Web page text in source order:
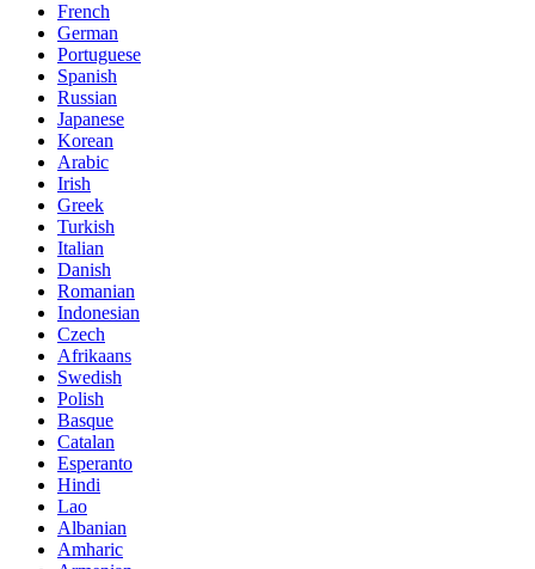
French
German
Portuguese
Spanish
Russian
Japanese
Korean
Arabic
Irish
Greek
Turkish
Italian
Danish
Romanian
Indonesian
Czech
Afrikaans
Swedish
Polish
Basque
Catalan
Esperanto
Hindi
Lao
Albanian
Amharic